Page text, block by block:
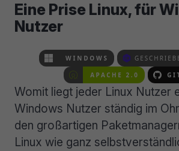
Eine Prise Linux, für
Nutzer
Womit liegt jeder Linux Nutzer
Windows Nutzer ständig im
den großartigen
Linux wie ganz